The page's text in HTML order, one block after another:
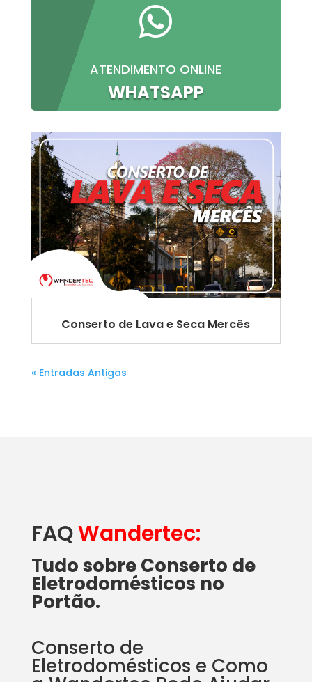

ATENDIMENTO ONLINE
WHATSAPP
Conserto de Lava e Seca Mercês
« Entradas Antigas
FAQWandertec:
Tudo sobre Conserto de
Eletrodomésticos no
Portão.
Conserto de
Eletrodomésticos e Como